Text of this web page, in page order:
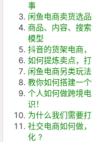
事
闲鱼电商卖货选
商品、内容、搜
模型
抖音的货架电商
如何提炼卖点，
闲鱼电商另类玩
教你如何搭建一
个人如何做跨境
识！
为什么我们需要
社交电商如何做
化 ?